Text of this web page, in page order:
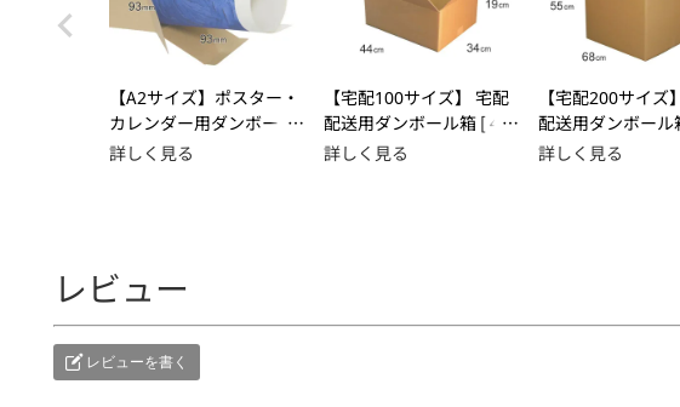
【A2サイズ】ポスター・
カレンダー用ダンボール
箱 [ 93×93×451mm ] 定
詳しく見る
【宅配100サイズ】 宅配
配送用ダンボール箱 [ 44
×34×19cm ]
詳しく見る
【宅配200サイズ
配送用ダンボール
×68×55cm ]
詳しく見る
レビュー
レビューを書く